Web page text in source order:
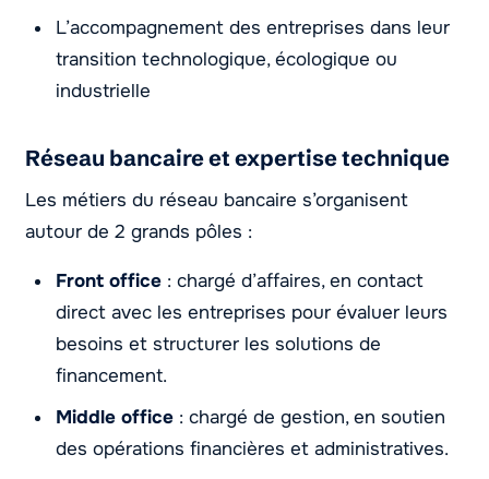
L’accompagnement des entreprises dans leur
transition technologique, écologique ou
industrielle
Réseau bancaire et expertise technique
Les métiers du réseau bancaire s’organisent
autour de 2 grands pôles :
Front office : chargé d’affaires, en contact
direct avec les entreprises pour évaluer leurs
besoins et structurer les solutions de
financement.
Middle office : chargé de gestion, en soutien
des opérations financières et administratives.